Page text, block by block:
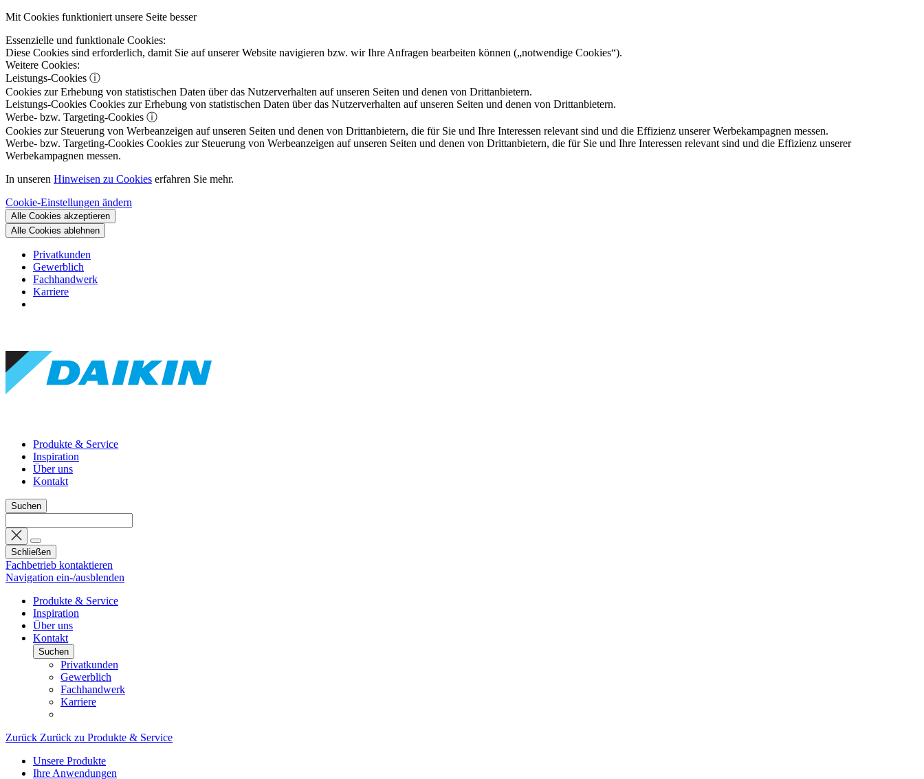
Mit Cookies funktioniert unsere Seite besser
Essenzielle und funktionale Cookies:
Diese Cookies sind erforderlich, damit Sie auf unserer Website navigieren bzw. wir Ihre Anfragen bearbeiten können („notwendige Cookies“).
Weitere Cookies:
Leistungs-Cookies ⓘ
Cookies zur Erhebung von statistischen Daten über das Nutzerverhalten auf unseren Seiten und denen von Drittanbietern.
Leistungs-Cookies Cookies zur Erhebung von statistischen Daten über das Nutzerverhalten auf unseren Seiten und denen von Drittanbietern.
Werbe- bzw. Targeting-Cookies ⓘ
Cookies zur Steuerung von Werbeanzeigen auf unseren Seiten und denen von Drittanbietern, die für Sie und Ihre Interessen relevant sind und die Effizienz unserer Werbekampagnen messen.
Werbe- bzw. Targeting-Cookies Cookies zur Steuerung von Werbeanzeigen auf unseren Seiten und denen von Drittanbietern, die für Sie und Ihre Interessen relevant sind und die Effizienz unserer
Werbekampagnen messen.
In unseren Hinweisen zu Cookies erfahren Sie mehr.
Cookie-Einstellungen ändern
Alle Cookies akzeptieren
Alle Cookies ablehnen
Privatkunden
Gewerblich
Fachhandwerk
Karriere
Produkte & Service
Inspiration
Über uns
Kontakt
Suchen
Schließen
Fachbetrieb kontaktieren
Navigation ein-/ausblenden
Produkte & Service
Inspiration
Über uns
Kontakt
Suchen
Privatkunden
Gewerblich
Fachhandwerk
Karriere
Zurück Zurück zu Produkte & Service
Unsere Produkte
Ihre Anwendungen